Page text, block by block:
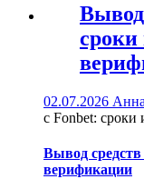
Вывод
02.07.2026 Анна
с Fonbet:
Вывод
верификации